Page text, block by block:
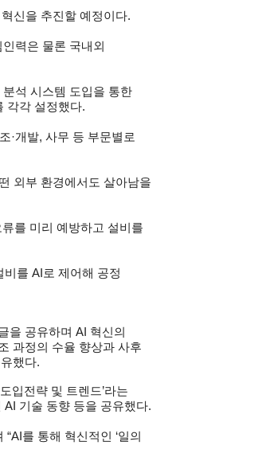
신을 추진할 예정이다.
력은 물론 국내외
석 시스템 도입을 통한
각각 설정했다.
·개발, 사무 등 부문별로
외부 환경에서도 살아남을
를 미리 예방하고 설비를
를 AI로 제어해 공정
을 공유하며 AI 혁신의
과정의 수율 향상과 사후
했다.
입전략 및 트렌드’라는
기술 동향 등을 공유했다.
를 통해 혁신적인 ‘일의